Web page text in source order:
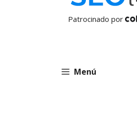
Patrocinado por
Menú